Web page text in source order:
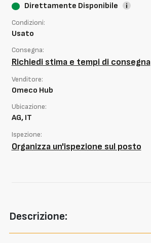
Descrizione:
Direttamente Disponibile
Condizioni:
Usato
Consegna:
Richiedi stima e tempi di consegna
Venditore:
Omeco Hub
Ubicazione:
AG, IT
Ispezione:
Organizza un'ispezione sul posto